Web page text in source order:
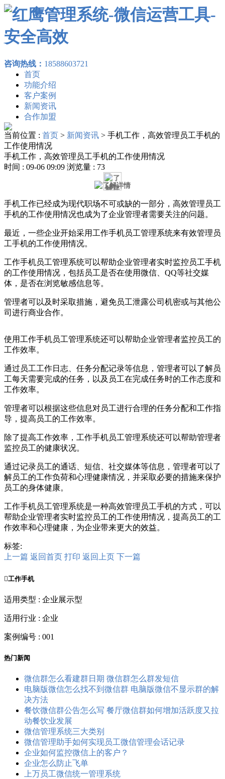
咨询热线： 18588603721
首页
功能介绍
客户案例
新闻资讯
合作加盟
当前位置 : 首页 > 新闻资讯 > 手机工作，高效管理员工手机的
工作使用情况
手机工作，高效管理员工手机的工作使用情况
时间 : 09-06 09:09 浏览量 : 73
手机工作已经成为现代职场不可或缺的一部分，高效管理员工
手机的工作使用情况也成为了企业管理者需要关注的问题。
最近，一些企业开始采用工作手机员工管理系统来有效管理员
工手机的工作使用情况。
工作手机员工管理系统可以帮助企业管理者实时监控员工手机
的工作使用情况，包括员工是否在使用微信、QQ等社交媒
体，是否在浏览敏感信息等。
管理者可以及时采取措施，避免员工泄露公司机密或与其他公
司进行商业合作。
使用工作手机员工管理系统还可以帮助企业管理者监控员工的
工作效率。
通过员工工作日志、任务分配记录等信息，管理者可以了解员
工每天需要完成的任务，以及员工在完成任务时的工作态度和
工作效率。
管理者可以根据这些信息对员工进行合理的任务分配和工作指
导，提高员工的工作效率。
除了提高工作效率，工作手机员工管理系统还可以帮助管理者
监控员工的健康状况。
通过记录员工的通话、短信、社交媒体等信息，管理者可以了
解员工的工作负荷和心理健康情况，并采取必要的措施来保护
员工的身体健康。
工作手机员工管理系统是一种高效管理员工手机的方式，可以
帮助企业管理者实时监控员工的工作使用情况，提高员工的工
作效率和心理健康，为企业带来更大的效益。
标签:
上一篇 返回首页 打印 返回上页 下一篇
工作手机
适用类型 : 企业展示型
适用行业 : 企业
案例编号 : 001
热门新闻
微信群怎么看建群日期 微信群怎么群发短信
电脑版微信怎么找不到微信群 电脑版微信不显示群的解
决方法
餐饮微信群公告怎么写 餐厅微信群如何增加活跃度又拉
动餐饮业发展
微信管理系统三大类别
微信管理助手如何实现员工微信管理会话记录
企业如何监控微信上的客户？
企业怎么防止飞单
上万员工微信统一管理系统